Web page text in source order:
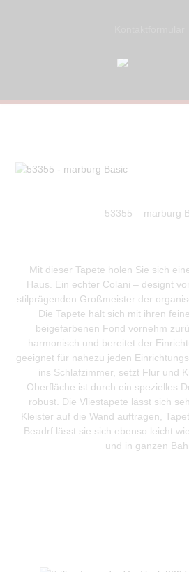
53355 – marburg
Mit dieser Tapete holen Sie sich
Haus. Ein echter Colani – designt
stilprägenden Großmeister der
Die Tapete hält sich mit ihren
beigefarbenen Fond vornehm
harmonisch und bereitet der
geeignet für nahezu jeden
ins Schlafzimmer, setzt Flur und
Oberfläche ist durch ein spezielles
robust. Die Vliestapete lässt sich
Kleister auf die Wand auftragen,
Beadrf lässt sie sich ebenso leicht
und in ganzen